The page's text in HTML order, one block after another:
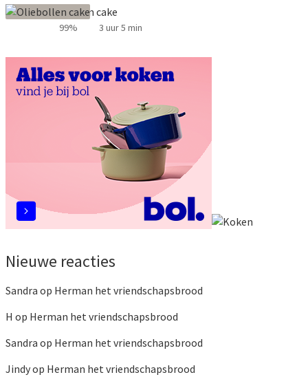
Oliebollen cake
99% 3 uur 5 min
Nieuwe reacties
Sandra op Herman het vriendschapsbrood
H op Herman het vriendschapsbrood
Sandra op Herman het vriendschapsbrood
Jindyop Herman het vriendschapsbrood